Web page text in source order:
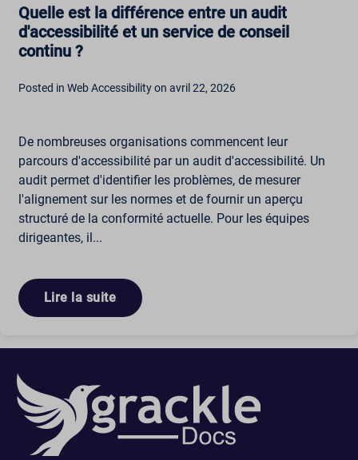
Quelle est la différence entre un audit
d'accessibilité et un service de conseil
continu ?
Posted in Web Accessibility on avril 22, 2026
De nombreuses organisations commencent leur
parcours d'accessibilité par un audit d'accessibilité. Un
audit permet d'identifier les problèmes, de mesurer
l'alignement sur les normes et de fournir un aperçu
structuré de la conformité actuelle. Pour les équipes
dirigeantes, il...
Lire la suite